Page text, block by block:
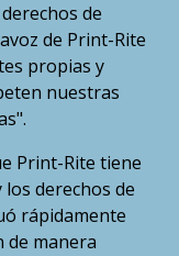
de
de Print-Rite
propias y
nuestras
Print-Rite tiene
derechos de
rápidamente
de manera